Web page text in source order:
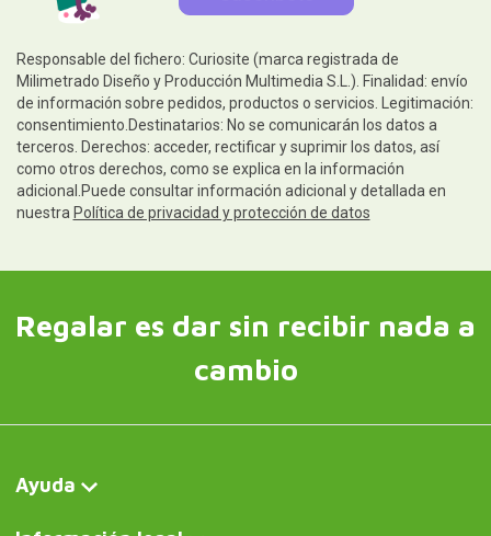
Responsable del fichero: Curiosite (marca registrada de
Milimetrado Diseño y Producción Multimedia S.L.). Finalidad: envío
de información sobre pedidos, productos o servicios. Legitimación:
consentimiento.Destinatarios: No se comunicarán los datos a
terceros. Derechos: acceder, rectificar y suprimir los datos, así
como otros derechos, como se explica en la información
adicional.Puede consultar información adicional y detallada en
nuestra Política de privacidad y protección de datos
Regalar es dar sin recibir nada a
cambio
Ayuda